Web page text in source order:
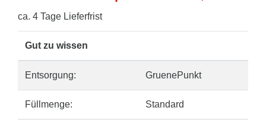
ca. 4 Tage Lieferfrist
Gut zu wissen
Entsorgung: GruenePunkt
Füllmenge: Standard